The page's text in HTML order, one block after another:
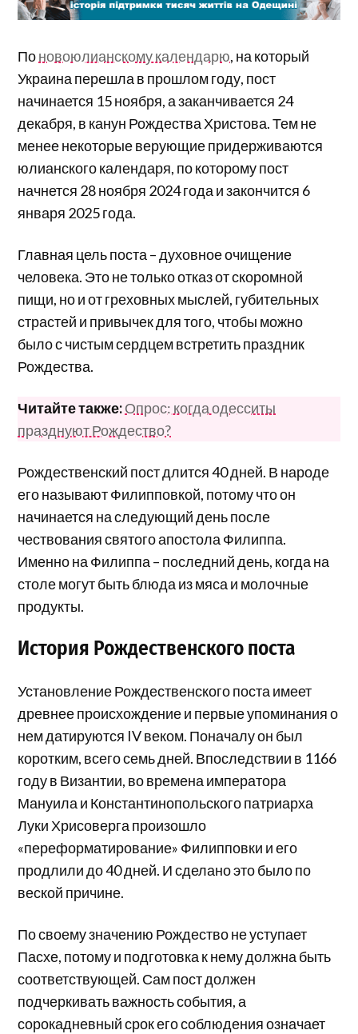
Поновоюлианскому календарю, на который
Украина перешла в прошлом году, пост
начинается 15 ноября, а заканчивается 24
декабря, в канун Рождества Христова. Тем не
менее некоторые верующие придерживаются
юлианского календаря, по которому пост
начнется 28 ноября 2024 года и закончится 6
января 2025 года.
Главная цель поста – духовное очищение
человека. Это не только отказ от скоромной
пищи, но и от греховных мыслей, губительных
страстей и привычек для того, чтобы можно
было с чистым сердцем встретить праздник
Рождества.
Читайте также:Опрос: когда одесситы
празднуют Рождество?
Рождественский пост длится 40 дней. В народе
его называют Филипповкой, потому что он
начинается на следующий день после
чествования святого апостола Филиппа.
Именно на Филиппа – последний день, когда на
столе могут быть блюда из мяса и молочные
продукты.
История Рождественского поста
Установление Рождественского поста имеет
древнее происхождение и первые упоминания о
нем датируются IV веком. Поначалу он был
коротким, всего семь дней. Впоследствии в 1166
году в Византии, во времена императора
Мануила и Константинопольского патриарха
Луки Хрисоверга произошло
«переформатирование» Филипповки и его
продлили до 40 дней. И сделано это было по
веской причине.
По своему значению Рождество не уступает
Пасхе, потому и подготовка к нему должна быть
соответствующей. Сам пост должен
подчеркивать важность события, а
сорокадневный срок его соблюдения означает